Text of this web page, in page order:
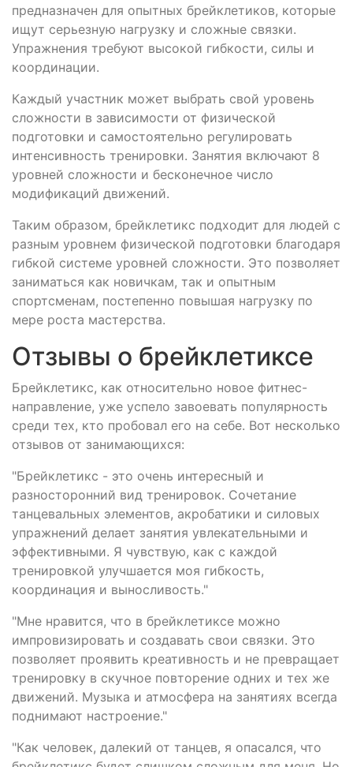
предназначен для опытных брейклетиков, которые
ищут серьезную нагрузку и сложные связки.
Упражнения требуют высокой гибкости, силы и
координации.
Каждый участник может выбрать свой уровень
сложности в зависимости от физической
подготовки и самостоятельно регулировать
интенсивность тренировки. Занятия включают 8
уровней сложности и бесконечное число
модификаций движений.
Таким образом, брейклетикс подходит для людей с
разным уровнем физической подготовки благодаря
гибкой системе уровней сложности. Это позволяет
заниматься как новичкам, так и опытным
спортсменам, постепенно повышая нагрузку по
мере роста мастерства.
Отзывы о брейклетиксе
Брейклетикс, как относительно новое фитнес-
направление, уже успело завоевать популярность
среди тех, кто пробовал его на себе. Вот несколько
отзывов от занимающихся:
"Брейклетикс - это очень интересный и
разносторонний вид тренировок. Сочетание
танцевальных элементов, акробатики и силовых
упражнений делает занятия увлекательными и
эффективными. Я чувствую, как с каждой
тренировкой улучшается моя гибкость,
координация и выносливость."
"Мне нравится, что в брейклетиксе можно
импровизировать и создавать свои связки. Это
позволяет проявить креативность и не превращает
тренировку в скучное повторение одних и тех же
движений. Музыка и атмосфера на занятиях всегда
поднимают настроение."
"Как человек, далекий от танцев, я опасался, что